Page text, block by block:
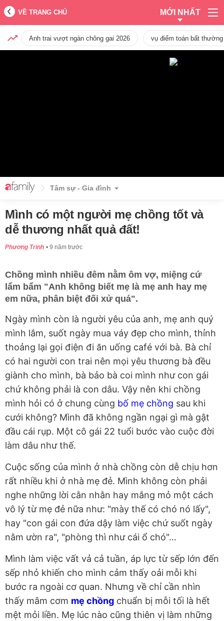
VỀ TRANG CHỦ MỚI NHẤT
Anh trai vượt ngàn chông gai 2026 vụ điểm toán bất
Tâm sự - Gia đình
Mình có một người mẹ chồng tốt và
dễ thương nhất quả đất!
Phương Trinh 9 năm trước
Chồng mình nhiều đêm nằm ôm vợ, miệng cứ
lẩm bẩm "Anh không biết mẹ là mẹ anh hay mẹ
em nữa, phân biệt đối xử quá".
Ngày mình còn là người yêu của anh, mẹ anh quý
mình lắm, suốt ngày mua váy đẹp cho mình, thỉnh
thoảng lại gọi điện đi ăn uống café với bà. Bà chỉ
có hai người con trai nên mọi yêu thương bà đều
giành cho mình, bà bảo bà coi mình như con gái
chứ không phải là con dâu. Vậy nên khi chồng
mình hỏi có ở chung cùng bố mẹ chồng sau khi
cưới không? Mình đã không ngần ngại gì mà gật
đầu cái rụp. Một cô gái 22 tuổi bước vào cuộc đời
làm dâu như thế.
Cuộc sống của mình ở nhà chồng còn dễ chịu hơn
rất nhiều khi ở nhà mẹ đẻ. Mình không còn phải
nghe những lời cằn nhằn hay mắng mỏ một cách
vô lý từ mẹ đẻ nữa như: "mày thế có chó nó lấy",
hay "con gái con đứa dậy làm việc chứ suốt ngày
nằm ườn ra", "phòng thì như cái ổ chó"…
Mình làm việc vất vả cả tuần, áp lực từ sếp lớn đến
sếp nhỏ khiến cho mình cảm thấy oải mỗi khi
bước ra ngoài cơ quan. Nhưng về chỉ cần nhìn
thấy mâm cơm mẹ chồng chuẩn bị mỗi tối là hết
mệt mỏi liền. Mẹ lúc nào cũng thiên vị làm những